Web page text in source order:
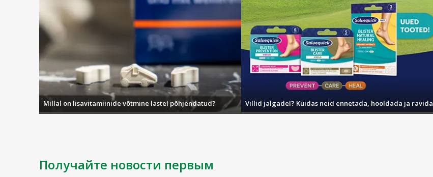
Millal on lisavitamiinide võtmine lastel põhjendatud? Villid jalgadel? Kuidas neid ennetada, hooldada ja ravida
Получайте новости первым